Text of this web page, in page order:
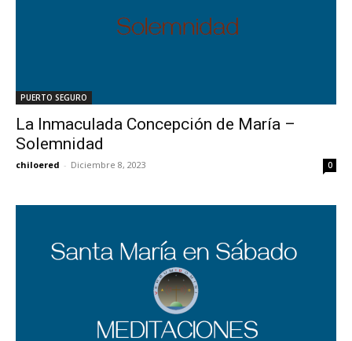
PUERTO SEGURO
La Inmaculada Concepción de María –
Solemnidad
chiloered - Diciembre 8, 2023 0